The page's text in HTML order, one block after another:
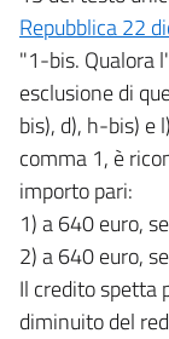
Repubblica 22
"1-bis. Qualora
esclusione di
bis), d), h-bis) e
comma 1, è
importo pari:
1) a 640 euro,
2) a 640 euro,
Il credito spetta
diminuito del